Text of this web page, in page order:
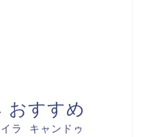
おすすめ
ラ キャンドゥ